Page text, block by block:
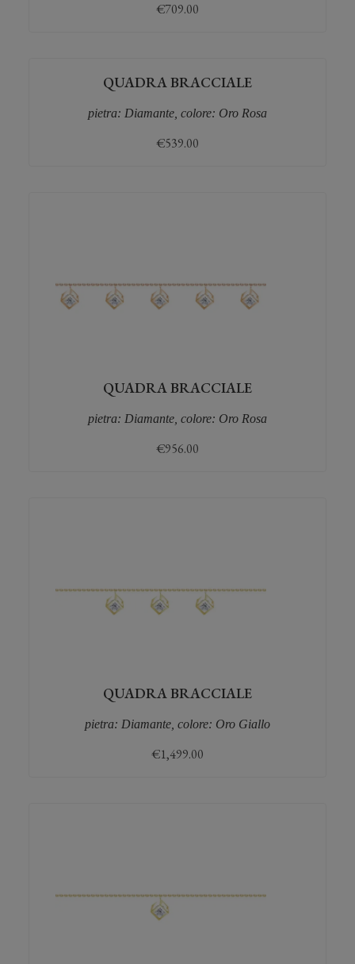
€709.00
QUADRA BRACCIALE
pietra: Diamante, colore: Oro Rosa
€539.00
QUADRA BRACCIALE
pietra: Diamante, colore: Oro Rosa
€956.00
QUADRA BRACCIALE
pietra: Diamante, colore: Oro Giallo
€1,499.00